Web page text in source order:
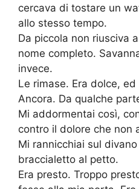
cercava di tostare un
allo stesso tempo.
Da piccola non riusciva
nome completo.
invece.
Le rimase. Era dolce,
Ancora. Da qualche
Mi addormentai così,
contro il dolore che non
Mi rannicchiai sul
braccialetto al petto.
Era presto. Troppo